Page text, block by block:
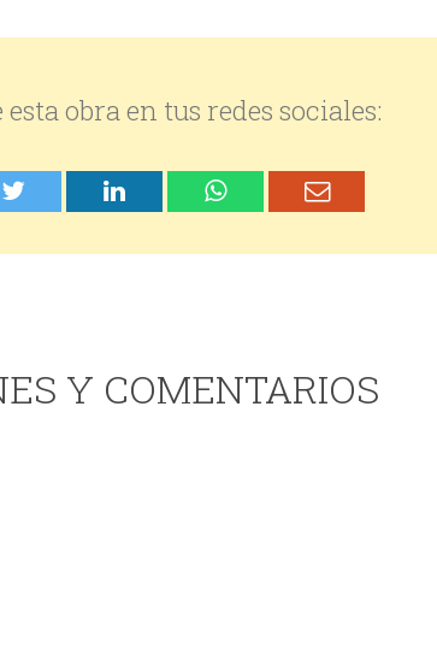
obra en tus redes sociales:
Y COMENTARIOS